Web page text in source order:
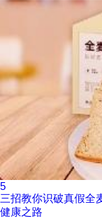
5
三招教你识破真假全
健康之路